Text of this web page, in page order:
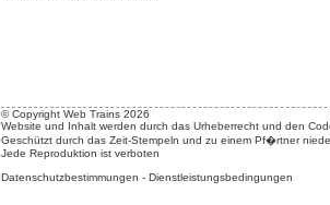
© Copyright Web Trains 2026
Website und Inhalt werden durch das Urheberrecht und den
Geschützt durch das Zeit-Stempeln und zu einem Pf�rtner
Jede Reproduktion ist verboten
Datenschutzbestimmungen - Dienstleistungsbedingungen